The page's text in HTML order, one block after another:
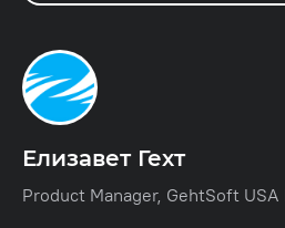
SimbirSoft удалось
предметную область:
команды или
чтобы уложиться в
в Gehtsoft USA очень
Елизавет Гехт
Product Manager, GehtSoft USA